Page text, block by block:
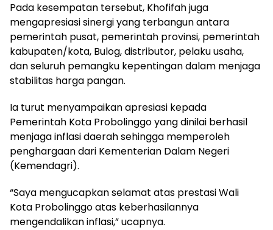
Pada kesempatan tersebut, Khofifah juga
mengapresiasi sinergi yang terbangun antara
pemerintah pusat, pemerintah provinsi, pemerintah
kabupaten/kota, Bulog, distributor, pelaku usaha,
dan seluruh pemangku kepentingan dalam menjaga
stabilitas harga pangan.
Ia turut menyampaikan apresiasi kepada
Pemerintah Kota Probolinggo yang dinilai berhasil
menjaga inflasi daerah sehingga memperoleh
penghargaan dari Kementerian Dalam Negeri
(Kemendagri).
“Saya mengucapkan selamat atas prestasi Wali
Kota Probolinggo atas keberhasilannya
mengendalikan inflasi,” ucapnya.